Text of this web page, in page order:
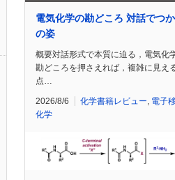
電気化学の勘どころ 対話でつ
の姿
概要対話形式で本質に迫る，電気化
勘どころを押さえれば，複雑に見え
点…
2026/8/6 化学書籍レビュー, 電子
化学